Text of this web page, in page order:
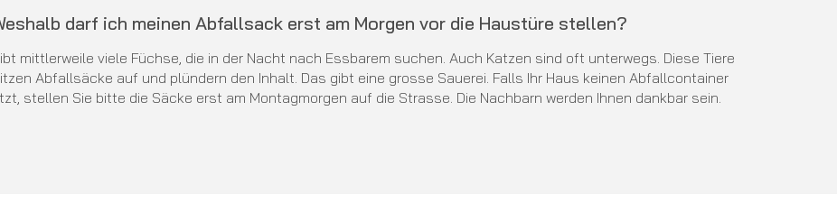
darf ich meinen Abfallsack erst am Morgen vor die Haustüre stellen?
mittlerweile viele Füchse, die in der Nacht nach Essbarem suchen. Auch Katzen sind oft unterwegs. Diese Tiere
Abfallsäcke auf und plündern den Inhalt. Das gibt eine grosse Sauerei. Falls Ihr Haus keinen Abfallcontainer
stellen Sie bitte die Säcke erst am Montagmorgen auf die Strasse. Die Nachbarn werden Ihnen dankbar sein.